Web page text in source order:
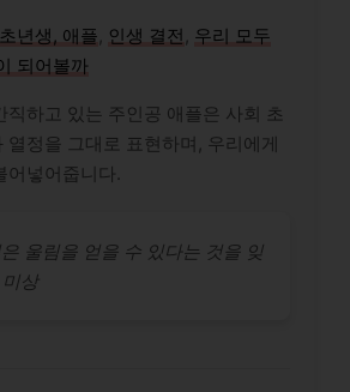
년생, 애플, 인생 결전 , 우리 모두
되어볼까
직하고 있는 주인공 애플은 사회 초
열정을 그대로 표현하며, 우리에게
어넣어줍니다.
울림을 얻을 수 있다는 것을 잊
상